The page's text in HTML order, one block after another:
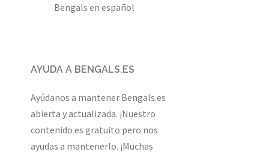
Bengals en español
AYUDA A BENGALS.ES
Ayúdanos a mantener Bengals.es
abierta y actualizada. ¡Nuestro
contenido es gratuito pero nos
ayudas a mantenerlo. ¡Muchas